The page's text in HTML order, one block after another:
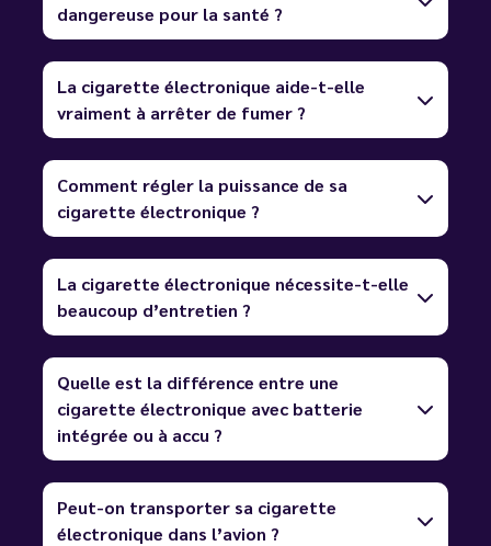
dangereuse pour la santé ?
La cigarette électronique aide-t-elle
vraiment à arrêter de fumer ?
Comment régler la puissance de sa
cigarette électronique ?
La cigarette électronique nécessite-t-elle
beaucoup d’entretien ?
Quelle est la différence entre une
cigarette électronique avec batterie
intégrée ou à accu ?
Peut-on transporter sa cigarette
électronique dans l’avion ?